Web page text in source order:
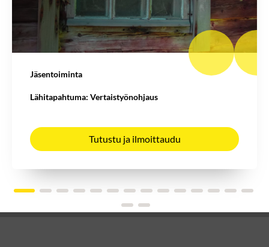
Jäsentoiminta
Lähitapahtuma: Vertaistyönohjaus
Tutustu ja ilmoittaudu